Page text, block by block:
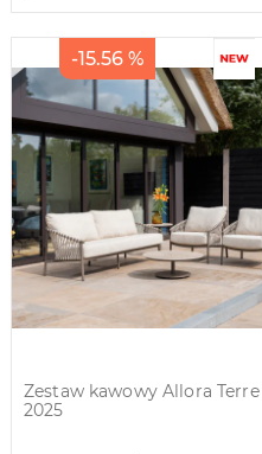
-15.56 %
Zestaw kawowy Allora Terre
2025